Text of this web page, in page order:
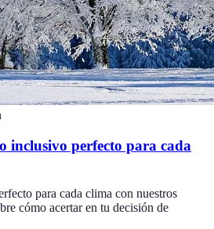
inclusivo perfecto para cada
para cada clima con nuestros
cómo acertar en tu decisión de